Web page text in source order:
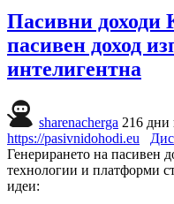
Пасивни доходи
пасивен доход
интелигентна
sharenacherga 216 дни
https://pasivnidohodi.eu
Генерирането на пасивен
технологии и платформи
идеи: